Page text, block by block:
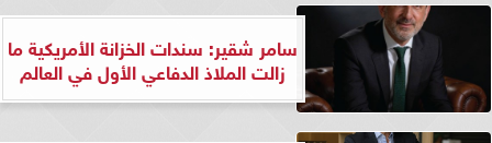
سامر شقير: سندات الخزانة الأمريكية ما
زالت الملاذ الدفاعي الأول في العالم